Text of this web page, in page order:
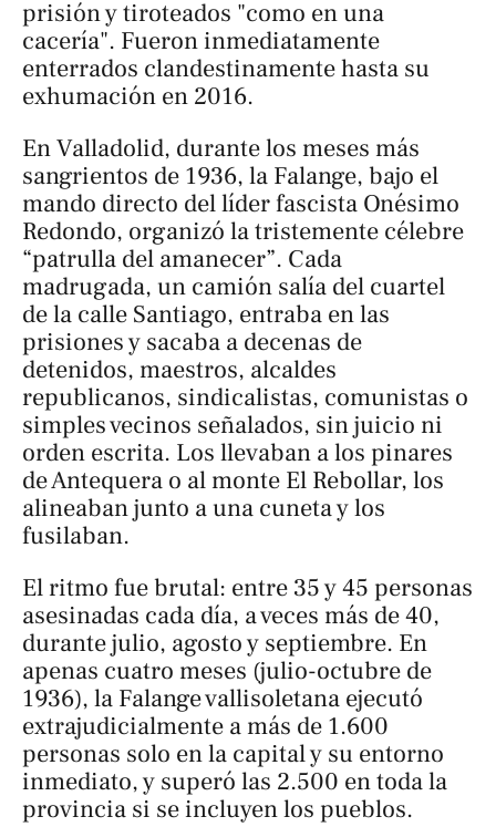
prisión y tiroteados "como en una
cacería". Fueron inmediatamente
enterrados clandestinamente hasta su
exhumación en 2016.
En Valladolid, durante los meses más
sangrientos de 1936, la Falange, bajo el
mando directo del líder fascista Onésimo
Redondo, organizó la tristemente célebre
“patrulla del amanecer”. Cada
madrugada, un camión salía del cuartel
de la calle Santiago, entraba en las
prisiones y sacaba a decenas de
detenidos, maestros, alcaldes
republicanos, sindicalistas, comunistas o
simples vecinos señalados, sin juicio ni
orden escrita. Los llevaban a los pinares
de Antequera o al monte El Rebollar, los
alineaban junto a una cuneta y los
fusilaban.
El ritmo fue brutal: entre 35 y 45 personas
asesinadas cada día, a veces más de 40,
durante julio, agosto y septiembre. En
apenas cuatro meses (julio-octubre de
1936), la Falange vallisoletana ejecutó
extrajudicialmente a más de 1.600
personas solo en la capital y su entorno
inmediato, y superó las 2.500 en toda la
provincia si se incluyen los pueblos.